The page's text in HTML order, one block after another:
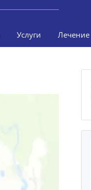
Услуги Лечение